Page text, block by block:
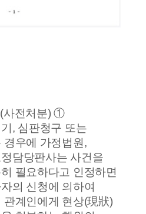
사전처분) ①
, 심판청구 또는
경우에 가정법원,
담당판사는 사건을
필요하다고 인정하면
의 신청에 의하여
계인에게 현상(現狀)